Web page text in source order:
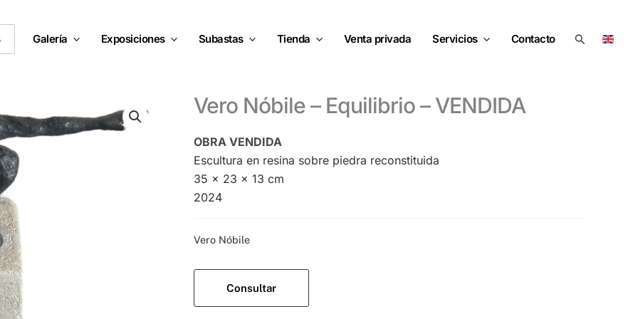
Galería Exposiciones Subastas Tienda Venta privada Servicios Contacto Buscar
Vero Nóbile – Equilibrio – VENDIDA
OBRA VENDIDA
Escultura en resina sobre piedra reconstituida
35 x 23 x 13 cm
2024
Vero Nóbile
Consultar